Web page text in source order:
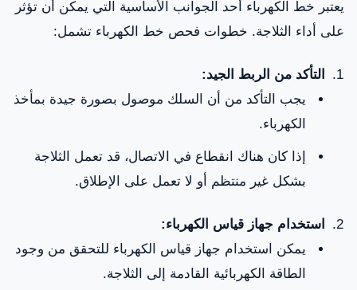
يعتبر خط الكهرباء أحد الجوانب الأساسية التي يمكن أن تؤثر
على أداء الثلاجة. خطوات فحص خط الكهرباء تشمل:
التأكد من الربط الجيد:
يجب التأكد من أن السلك موصول بصورة جيدة بمأخذ
الكهرباء.
إذا كان هناك انقطاع في الاتصال، قد تعمل الثلاجة
بشكل غير منتظم أو لا تعمل على الإطلاق.
استخدام جهاز قياس الكهرباء:
يمكن استخدام جهاز قياس الكهرباء للتحقق من وجود
الطاقة الكهربائية القادمة إلى الثلاجة.